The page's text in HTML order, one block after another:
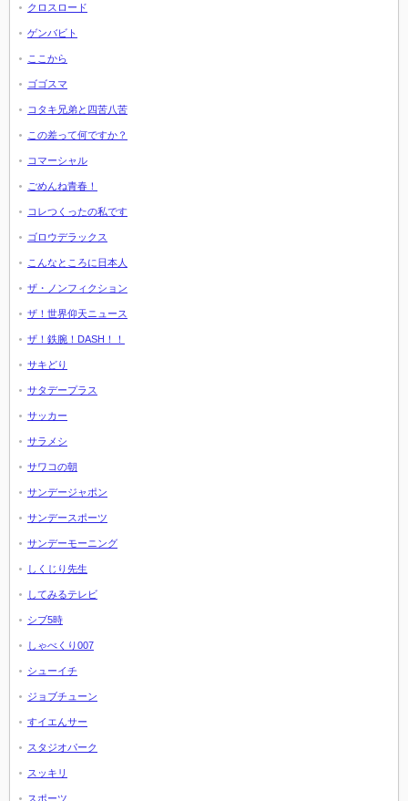
クロスロード
ゲンバビト
ここから
ゴゴスマ
コタキ兄弟と四苦八苦
この差って何ですか？
コマーシャル
ごめんね青春！
コレつくったの私です
ゴロウデラックス
こんなところに日本人
ザ・ノンフィクション
ザ！世界仰天ニュース
ザ！鉄腕！DASH！！
サキどり
サタデープラス
サッカー
サラメシ
サワコの朝
サンデージャポン
サンデースポーツ
サンデーモーニング
しくじり先生
してみるテレビ
シブ5時
しゃべくり007
シューイチ
ジョブチューン
すイエんサー
スタジオパーク
スッキリ
スポーツ